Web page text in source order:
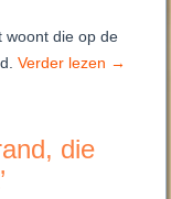
woont die op de
Verder lezen →
die